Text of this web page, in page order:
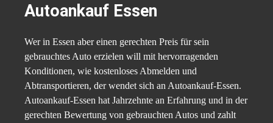
Autoankauf Essen
Wer in Essen aber einen gerechten Preis für sein
gebrauchtes Auto erzielen will mit hervorragenden
Konditionen, wie kostenloses Abmelden und
Abtransportieren, der wendet sich an Autoankauf-Essen.
Autoankauf-Essen hat Jahrzehnte an Erfahrung und in der
gerechten Bewertung von gebrauchten Autos und zahlt